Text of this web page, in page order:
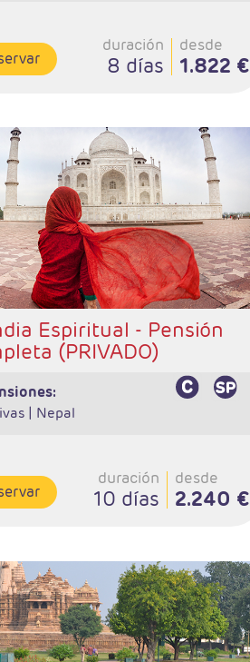
duración
8 días
desde
1.822 €
Diarias en privado
1 noches Delhi, 2n Jaipur, 2n Agra, 1n Delhi, 1n
y 1 noche Delhi
hotelera: Estándar, Primera y Superior
8 desayunos, 7 almuerzos y 6 cenas
Se necesita visado.
Espiritual - Pensión
(PRIVADO)
| Nepal
duración
10 días
desde
2.240 €
Lunes
2 noches Delhi, 2 Jaipur, 2 Agra, 1 Khajuraho, 2
hotelera: Estándar, Primera y Superior
9 desayunos, 8 almuerzos y 8 cenas
Se necesita visado.